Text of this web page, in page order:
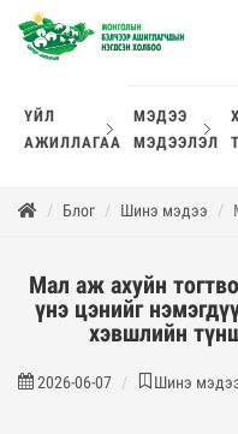
ҮЙЛ
АЖИЛЛАГАА
МЭДЭЭ
МЭДЭЭЛЭЛ
Блог Шинэ мэдээ
Мал аж ахуйн
үнэ цэнийг
хэвшлийн
2026-06-07 Шинэ